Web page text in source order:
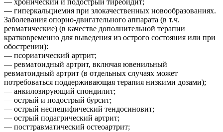
— хронический и подострый тиреоидит;
— гиперкальциемия при злокачественных новообразованиях.
Заболевания опорно-двигательного аппарата (в т.ч.
ревматические) (в качестве дополнительной терапии
кратковременно для выведения из острого состояния или при
обострении):
— псориатический артрит;
— ревматоидный артрит, включая ювенильный
ревматоидный артрит (в отдельных случаях может
потребоваться поддерживающая терапия низкими дозами);
— анкилозирующий спондилит;
— острый и подострый бурсит;
— острый неспецифический тендосиновит;
— острый подагрический артрит;
— посттравматический остеоартрит;